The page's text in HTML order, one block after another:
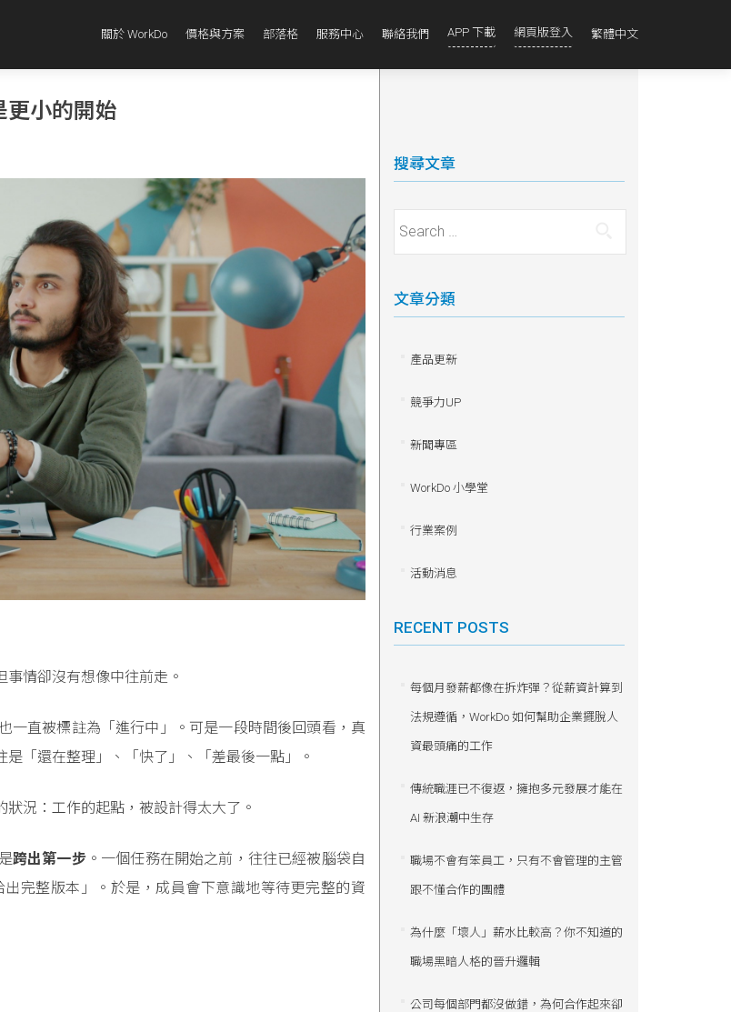
關於 WorkDo 價格與方案 部落格 服務中心 聯絡我們 APP 下載 網頁版登入 繁體中文
更小的開始
情卻沒有想像中往前走。
一直被標註為「進行中」。可是一段時間後回頭看，真
「還在整理」、「快了」、「差最後一點」。
況：工作的起點，被設計得太大了。
跨出第一步。一個任務在開始之前，往往已經被腦袋自
完整版本」。於是，成員會下意識地等待更完整的資
搜尋文章
Search for:
文章分類
產品更新
競爭力UP
新聞專區
WorkDo 小學堂
行業案例
活動消息
RECENT POSTS
每個月發薪都像在拆炸彈？從薪資計算到
法規遵循，WorkDo 如何幫助企業擺脫人
資最頭痛的工作
傳統職涯已不復返，擁抱多元發展才能在
AI 新浪潮中生存
職場不會有笨員工，只有不會管理的主管
跟不懂合作的團體
為什麼「壞人」薪水比較高？你不知道的
職場黑暗人格的晉升邏輯
公司每個部門都沒做錯，為何合作起來卻